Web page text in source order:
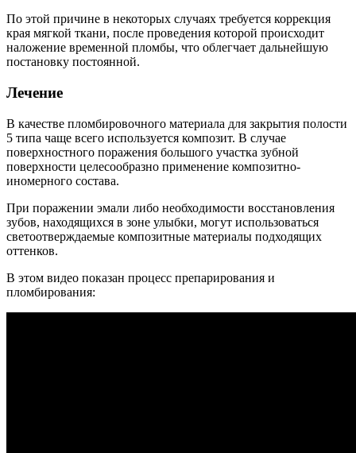
По этой причине в некоторых случаях требуется коррекция
края мягкой ткани, после проведения которой происходит
наложение временной пломбы, что облегчает дальнейшую
постановку постоянной.
Лечение
В качестве пломбировочного материала для закрытия полости
5 типа чаще всего используется композит. В случае
поверхностного поражения большого участка зубной
поверхности целесообразно применение композитно-
иномерного состава.
При поражении эмали либо необходимости восстановления
зубов, находящихся в зоне улыбки, могут использоваться
светоотверждаемые композитные материалы подходящих
оттенков.
В этом видео показан процесс препарирования и
пломбирования: